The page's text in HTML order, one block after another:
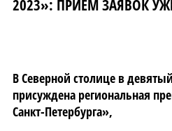
2023»: ПРИЁМ ЗАЯВОК
В Северной столице в
присуждена региональная
Санкт-Петербурга»,